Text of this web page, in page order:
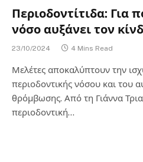
Περιοδοντίτιδα: Για
νόσο αυξάνει τον
23/10/2024 4 Mins Read
Μελέτες αποκαλύπτουν την
περιοδοντικής νόσου και του
θρόμβωσης. Από τη Γιάννα
περιοδοντική…